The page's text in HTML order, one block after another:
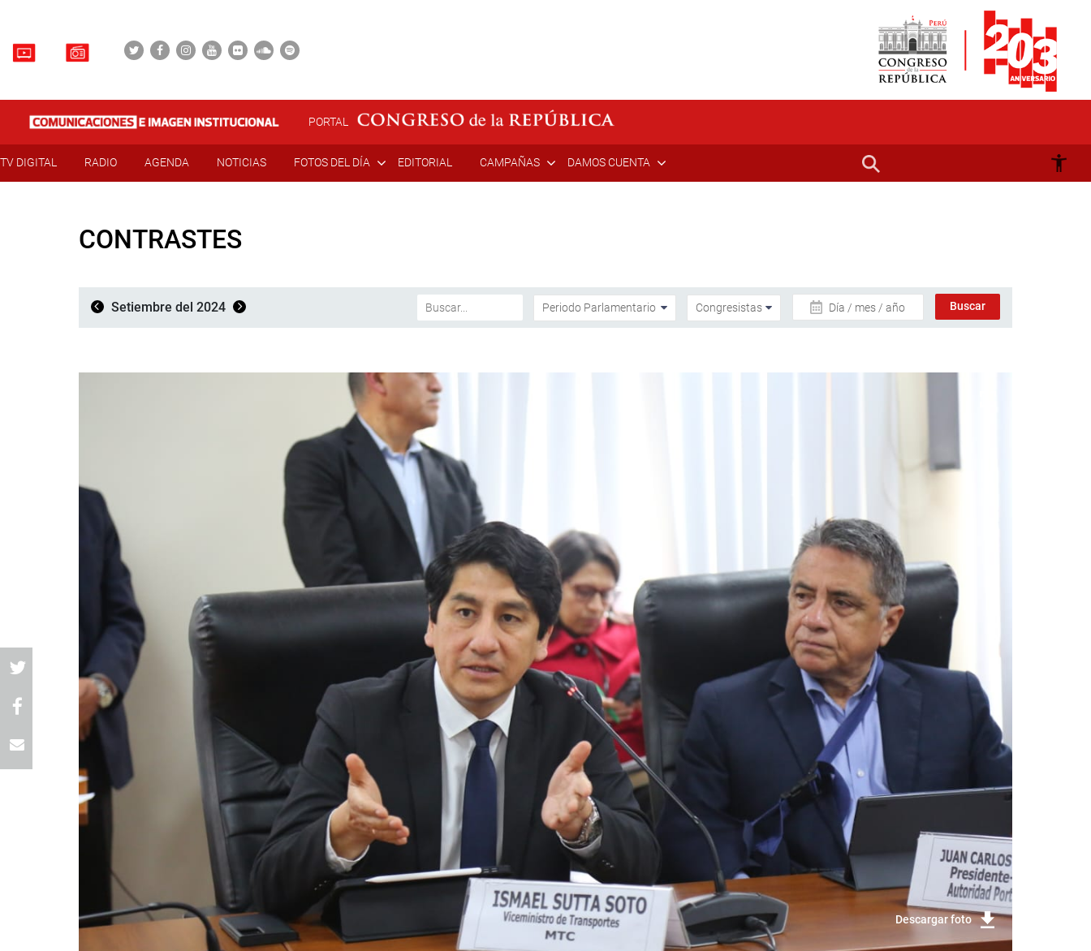
PORTAL
TV DIGITAL RADIO AGENDA NOTICIAS FOTOS DEL DÍA EDITORIAL CAMPAÑAS DAMOS CUENTA
CONTRASTES
Setiembre del 2024 Día / mes / año
Descargar foto